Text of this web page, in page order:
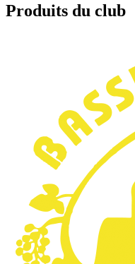
Produits du club